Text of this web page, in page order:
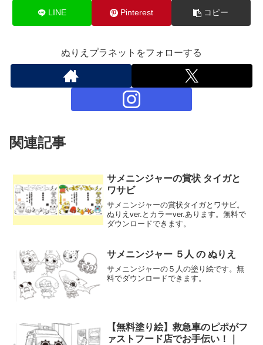
LINE Pinterest コピー
ぬりえプラネットをフォローする
関連記事
サメニンジャーの賞状 タイガと
ワサビ
サメニンジャーの賞状タイガとワサビ。
ぬりえver.とカラーver.あります。無料で
ダウンロードできます。
サメニンジャー ５人 の ぬりえ
サメニンジャーの５人の塗り絵です。無
料でダウンロードできます。
【無料塗り絵】救急車のピポがフ
ァストフード店でお手伝い！｜